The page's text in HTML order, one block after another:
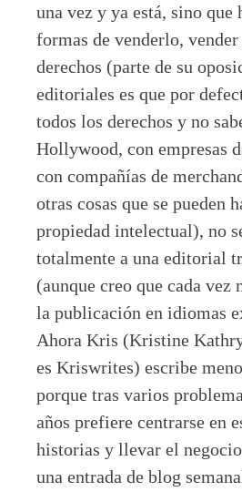
una vez y ya está, sino que
formas de venderlo,
derechos (parte de su
editoriales es que por
todos los derechos y no
Hollywood, con empresas
con compañías de
otras cosas que se pueden
propiedad intelectual), no
totalmente a una editorial
(aunque creo que cada
la publicación en idiomas
Ahora Kris (Kristine
es Kriswrites) escribe
porque tras varios
años prefiere centrarse en
historias y llevar el
una entrada de blog